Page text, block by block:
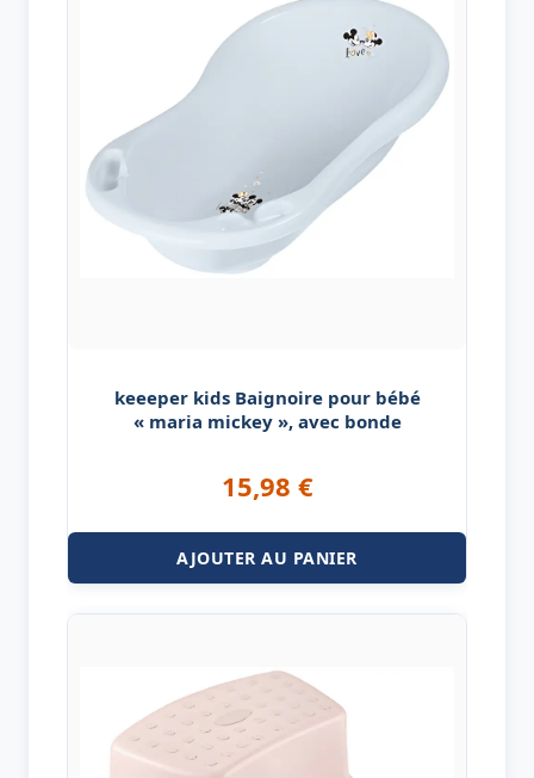
keeeper kids Baignoire pour bébé
« maria mickey », avec bonde
15,98 €
AJOUTER AU PANIER